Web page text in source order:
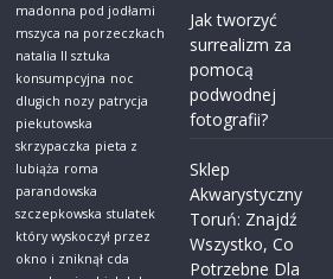
madonna pod jodłami
mszyca na porzeczkach
natalia ll sztuka
konsumpcyjna noc
dlugich nozy patrycja
piekutowska
skrzypaczka pieta z
lubiąża roma
parandowska
szczepkowska stulatek
który wyskoczył przez
okno i zniknął cda
Jak tworzyć
surrealizm za
pomocą
podwodnej
fotografii?
Sklep
Akwarystyczny
Toruń: Znajdź
Wszystko, Co
Potrzebne Dla